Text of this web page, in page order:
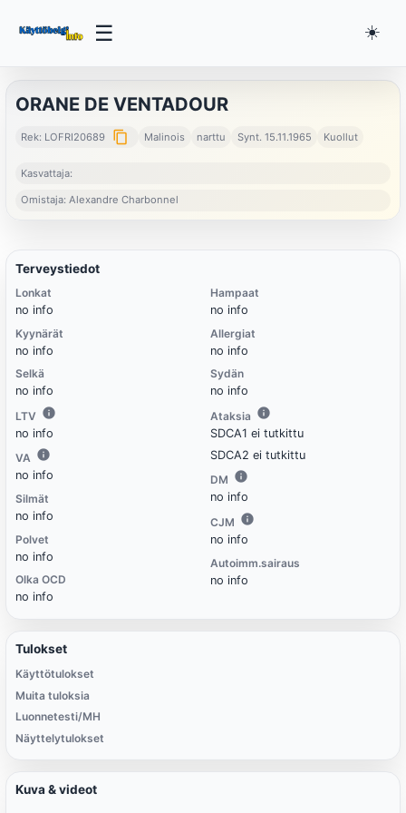
☰ ☀️
ORANE DE VENTADOUR
Rek: LOFRI20689 content_copy Malinois narttu Synt. 15.11.1965 Kuollut
Kasvattaja:
Omistaja: Alexandre Charbonnel
Terveystiedot
Lonkat
no info
Kyynärät
no info
Selkä
no info
LTV
no info
VA
no info
Silmät
no info
Polvet
no info
Olka OCD
no info
Hampaat
no info
Allergiat
no info
Sydän
no info
Ataksia
SDCA1 ei tutkittu
SDCA2 ei tutkittu
DM
no info
CJM
no info
Autoimm.sairaus
no info
Tulokset
Käyttötulokset
Muita tuloksia
Luonnetesti/MH
Näyttelytulokset
Kuva & videot